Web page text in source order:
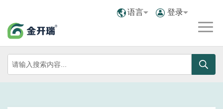
语言 登录